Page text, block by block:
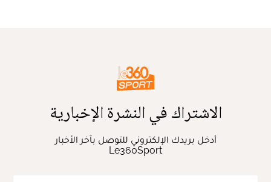
الاشتراك في النشرة الإخبارية
أدخل بريدك الإلكتروني للتوصل بآخر الأخبار
Le360Sport